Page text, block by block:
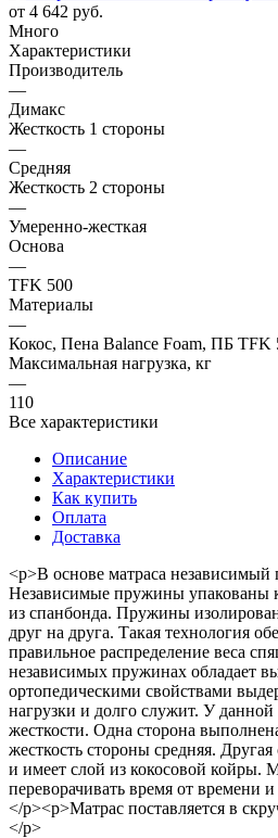
от 4 642 руб.
Много
Характеристики
Производитель
—
Димакс
Жесткость 1 стороны
—
Средняя
Жесткость 2 стороны
—
Умеренно-жесткая
Основа
—
TFK 500
Материалы
—
Кокос, Пена Balance Foam, ПБ TFK
Максимальная нагрузка, кг
—
110
Все характеристики
Описание
Характеристики
Как купить
Оплата
Доставка
<p>В основе матраса
Независимые пружины упакованы
из спанбонда. Пружины
друг на друга. Такая технология
правильное распределение веса
независимых пружинах обладает
ортопедическими свойствами
нагрузки и долго служит. У
жесткости. Одна сторона
жесткость стороны средняя.
и имеет слой из кокосовой койры.
переворачивать время от времени
</p><p>Матрас поставляется в
</p>